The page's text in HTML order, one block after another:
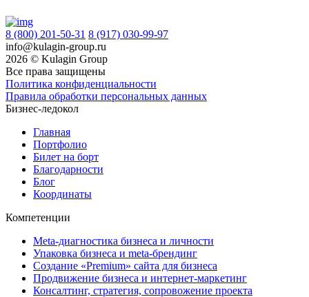
8 (800) 201-50-31 8 (917) 030-99-97
info@kulagin-group.ru
2026 © Kulagin Group
Все права защищены
Политика конфиденциальности
Правила обработки персональных данных
Бизнес-ледокол
Главная
Портфолио
Билет на борт
Благодарности
Блог
Координаты
Компетенции
Meta-диагностика бизнеса и личности
Упаковка бизнеса и meta-брендинг
Создание «Premium» сайта для бизнеса
Продвижение бизнеса и интернет-маркетинг
Консалтинг, стратегия, сопровожение проекта